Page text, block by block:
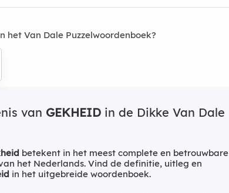
het Van Dale Puzzelwoordenboek?
van GEKHEID in de Dikke Van Dale
betekent in het meest complete en betrouwbare
het Nederlands. Vind de definitie, uitleg en
in het uitgebreide woordenboek.